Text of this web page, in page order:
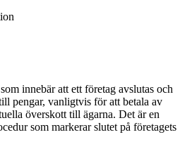
innebär att ett företag avslutas och
pengar, vanligtvis för att betala av
överskott till ägarna. Det är en
som markerar slutet på företagets